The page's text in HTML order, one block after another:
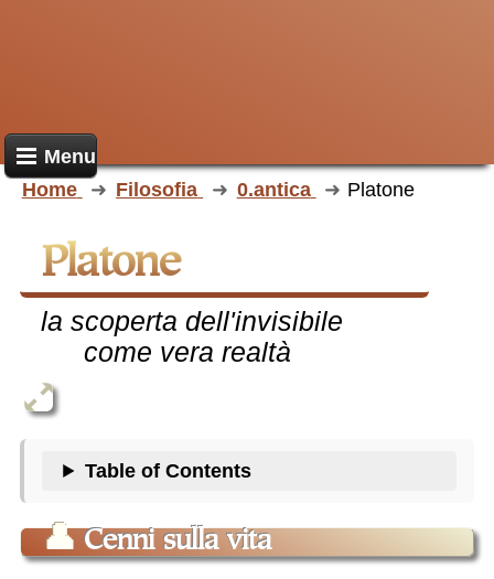
Menu
Home
Filosofia 0.antica Platone
Platone
la scoperta dell'invisibile
come vera realtà
Table of Contents
👤 Cenni sulla vita